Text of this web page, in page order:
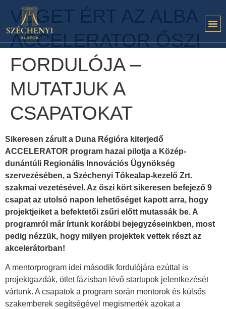
VÉGET ÉRT AZ ALBA
ACCELERATOR ŐSZI
FORDULÓJA –
MUTATJUK A
CSAPATOKAT
Sikeresen zárult a Duna Régióra kiterjedő
ACCELERATOR program hazai pilotja a Közép-
dunántúli Regionális Innovációs Ügynökség
szervezésében, a Széchenyi Tőkealap-kezelő Zrt.
szakmai vezetésével. Az őszi kört sikeresen befejező 9
csapat az utolsó napon lehetőséget kapott arra, hogy
projektjeiket a befektetői zsűri előtt mutassák be. A
programról már írtunk korábbi bejegyzéseinkben, most
pedig nézzük, hogy milyen projektek vettek részt az
akcelerátorban!
A mentorprogram idei második fordulójára ezúttal is
projektgazdák, ötlet fázisban lévő startupok jelentkezését
vártunk. A csapatok a program során mentorok és külsős
szakemberek segítségével megismerték azokat a